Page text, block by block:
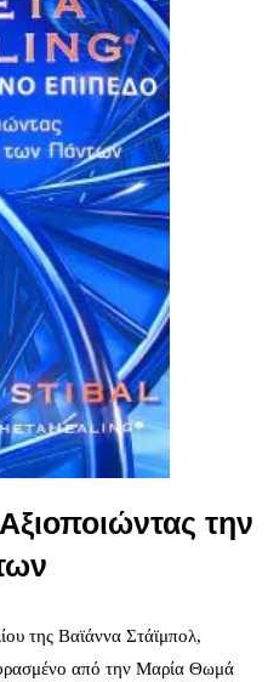
την
της Bαϊάννα Στάϊμπολ,
από την Μαρία Θωμά